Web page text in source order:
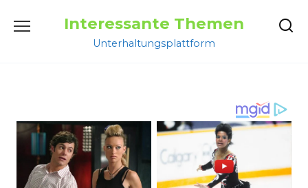
Interessante Themen
Unterhaltungsplattform